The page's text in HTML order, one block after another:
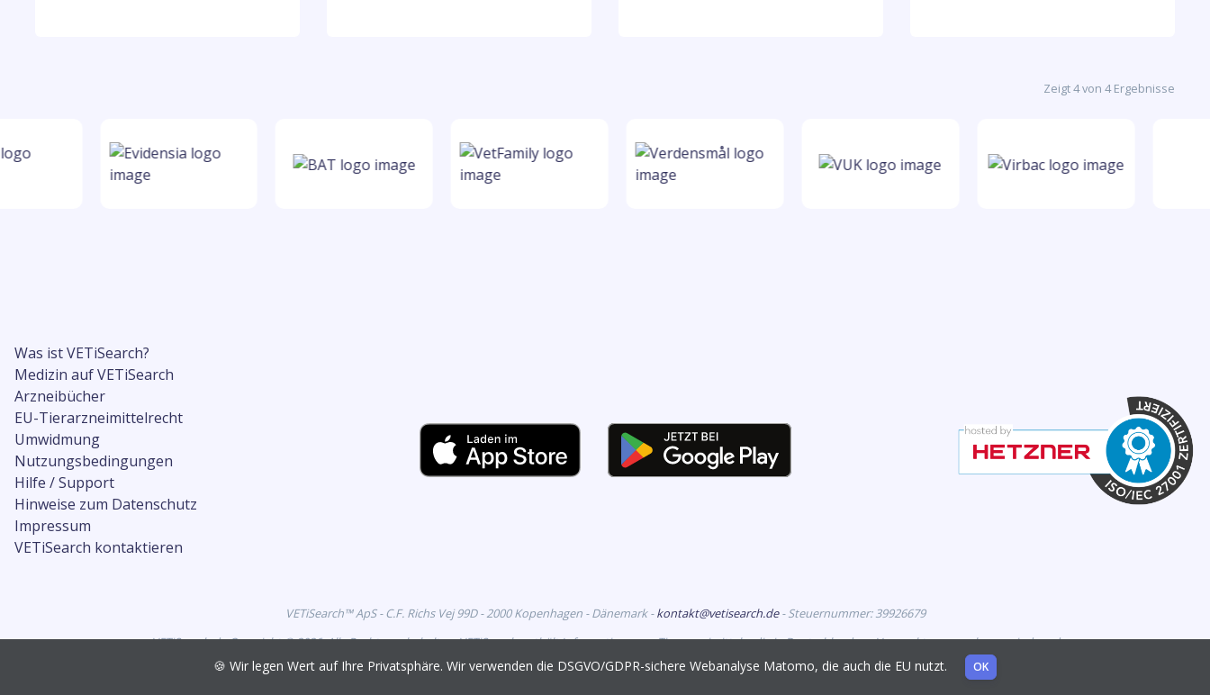
Zeigt 4 von 4 Ergebnisse
Was ist VETiSearch?
Medizin auf VETiSearch
Arzneibücher
EU-Tierarzneimittelrecht
Umwidmung
Nutzungsbedingungen
Hilfe / Support
Hinweise zum Datenschutz
Impressum
VETiSearch kontaktieren
VETiSearch™ ApS - C.F. Richs Vej 99D - 2000 Kopenhagen - Dänemark -kontakt@vetisearch.de- Steuernummer: 39926679
VETiSearch.de Copyright © 2026. Alle Rechte vorbehalten. VETiSearch enthält Informationen zu Tierarzneimitteln, die in Deutschland zur Vermarktung zugelassen sind, und
richtet sich an tiermedizinische Fachkreise.
🍪 Wir legen Wert auf Ihre Privatsphäre. Wir verwenden die DSGVO/GDPR-sichere Webanalyse Matomo, die auch die EU nutzt. OK